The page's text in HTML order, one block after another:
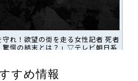
すめ情報